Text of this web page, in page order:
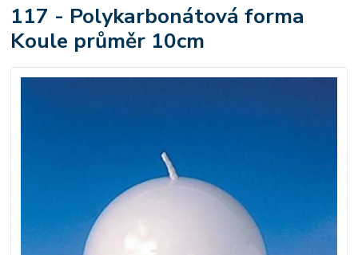
117 - Polykarbonátová forma
Koule průměr 10cm